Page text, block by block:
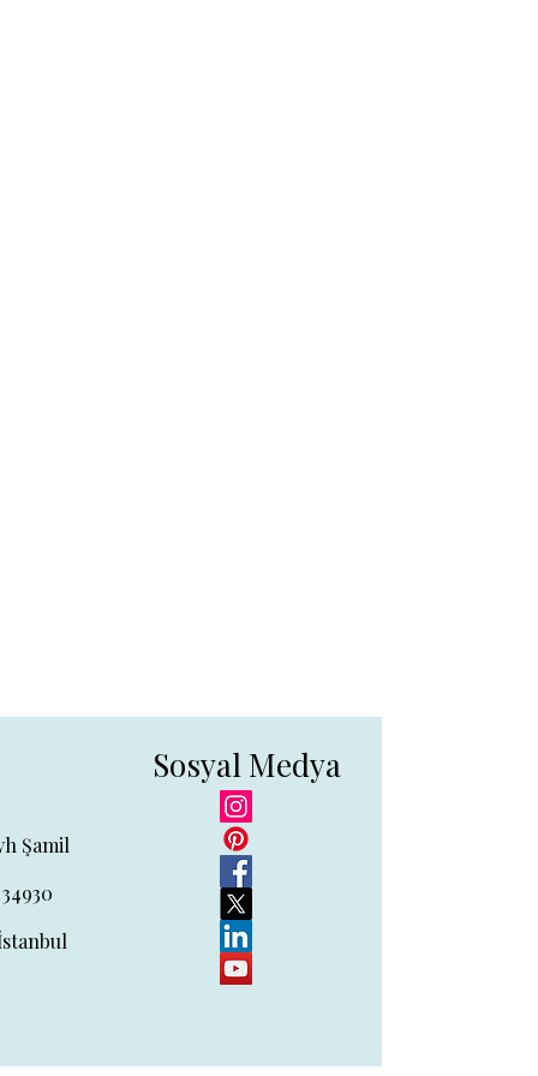
Şamil
Sosyal Medya